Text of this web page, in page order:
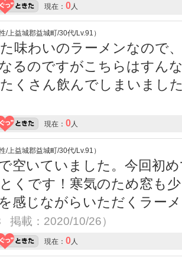
現在： 0人
/上益城郡益城町/30代/Lv.91）
味わいのラーメンなので
るのですがこちらはすん
くさん飲んでしまいまし
現在： 0人
/上益城郡益城町/30代/Lv.91）
空いていました。今回初
くです！寒気のため窓も
感じながらいただくラー
掲載：2020/10/26）
現在： 0人